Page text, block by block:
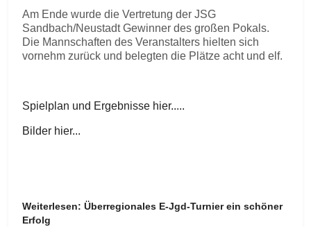
Am Ende wurde die Vertretung der JSG
Sandbach/Neustadt Gewinner des großen Pokals.
Die Mannschaften des Veranstalters hielten sich
vornehm zurück und belegten die Plätze acht und elf.
Spielplan und Ergebnisse hier.....
Bilder hier...
Weiterlesen: Überregionales E-Jgd-Turnier ein schöner
Erfolg